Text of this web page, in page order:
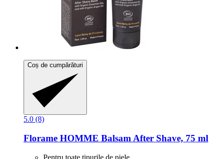
Coș de cumpărături
5.0 (8)
Florame HOMME Balsam After Shave, 75 ml
Pentru toate tipurile de piele